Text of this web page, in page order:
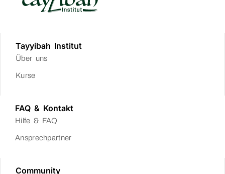
Tayyibah Institut
Über uns
Kurse
FAQ & Kontakt
Hilfe & FAQ
Ansprechpartner
Community